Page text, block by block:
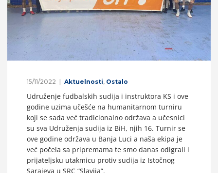
15/11/2022 Aktuelnosti, Ostalo
Udruženje fudbalskih sudija i instruktora KS i ove
godine uzima učešće na humanitarnom turniru
koji se sada već tradicionalno održava a učesnici
su sva Udruženja sudija iz BiH, njih 16. Turnir se
ove godine održava u Banja Luci a naša ekipa je
već počela sa pripremama te smo danas odigrali i
prijateljsku utakmicu protiv sudija iz Istočnog
Sarajeva u SRC “Slavija”.